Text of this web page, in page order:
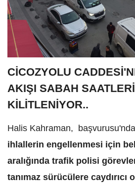
CİCOZYOLU
AKIŞI SABAH
KİLİTLENİYOR..
Halis Kahraman,
ihlallerin engellenmesi için
aralığında trafik polisi
tanımaz sürücülere caydırıcı